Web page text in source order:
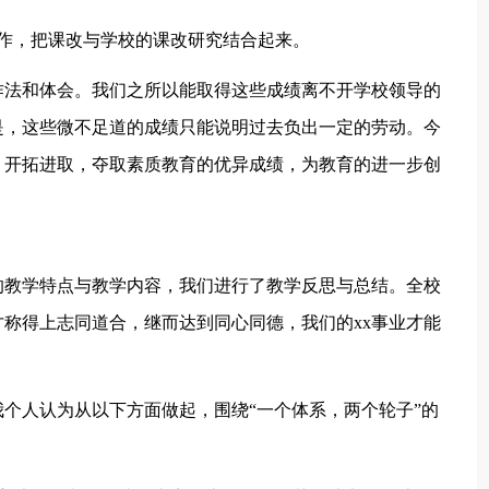
课改与学校的课改研究结合起来。
体会。我们之所以能取得这些成绩离不开学校领导的
这些微不足道的成绩只能说明过去负出一定的劳动。今
拓进取，夺取素质教育的优异成绩，为教育的进一步创
特点与教学内容，我们进行了教学反思与总结。全校
得上志同道合，继而达到同心同德，我们的xx事业才能
认为从以下方面做起，围绕“一个体系，两个轮子”的